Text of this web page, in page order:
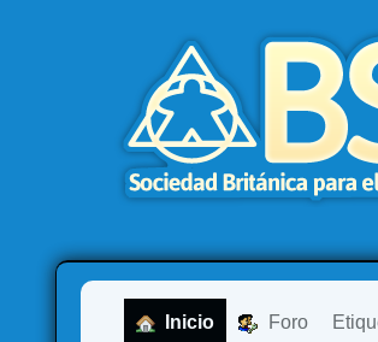
Inicio Foro